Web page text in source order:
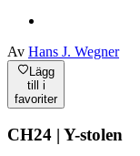
Av Hans J. Wegner
Lägg
till i
favoriter
CH24 | Y-stolen